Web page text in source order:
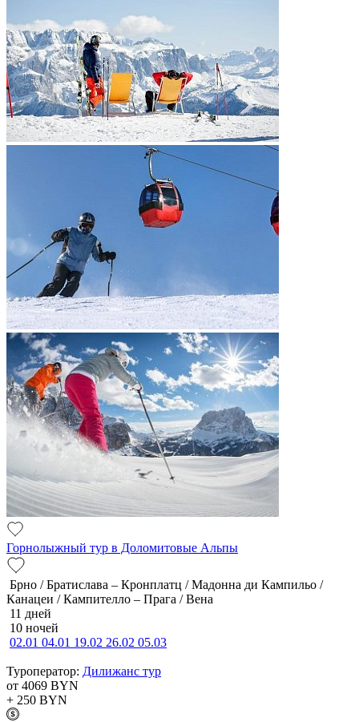
Горнолыжный тур в Доломитовые Альпы
Брно / Братислава – Кронплатц / Мадонна ди Кампильо /
Канацеи / Кампителло – Прага / Вена
11 дней
10 ночей
02.01 04.01 19.02 26.02 05.03
Туроператор: Дилижанс тур
от 4069 BYN
+ 250 BYN